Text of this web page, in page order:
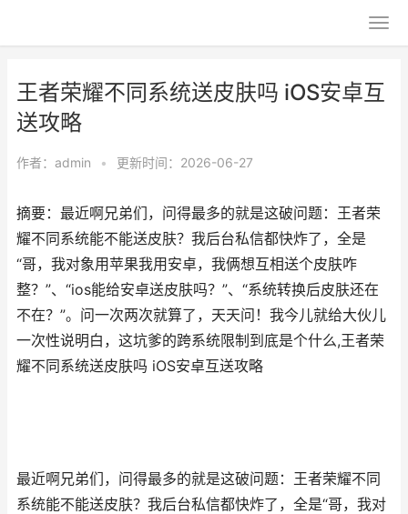
王者荣耀不同系统送皮肤吗 iOS安卓互
送攻略
作者： admin • 更新时间：2026-06-27
摘要：最近啊兄弟们，问得最多的就是这破问题：王者荣
耀不同系统能不能送皮肤？我后台私信都快炸了，全是
“哥，我对象用苹果我用安卓，我俩想互相送个皮肤咋
整？”、“ios能给安卓送皮肤吗？”、“系统转换后皮肤还在
不在？”。问一次两次就算了，天天问！我今儿就给大伙儿
一次性说明白，这坑爹的跨系统限制到底是个什么,王者荣
耀不同系统送皮肤吗 iOS安卓互送攻略
最近啊兄弟们，问得最多的就是这破问题：王者荣耀不同
系统能不能送皮肤？我后台私信都快炸了，全是“哥，我对